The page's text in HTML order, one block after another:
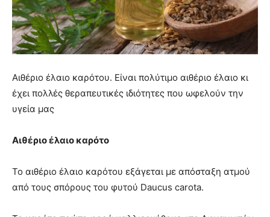
Αιθέριο έλαιο καρότου. Είναι πολύτιμο αιθέριο έλαιο κι
έχει πολλές θεραπευτικές ιδιότητες που ωφελούν την
υγεία μας
Αιθέριο έλαιο καρότο
Το αιθέριο έλαιο καρότου εξάγεται με απόσταξη ατμού
από τους σπόρους του φυτού Daucus carota.